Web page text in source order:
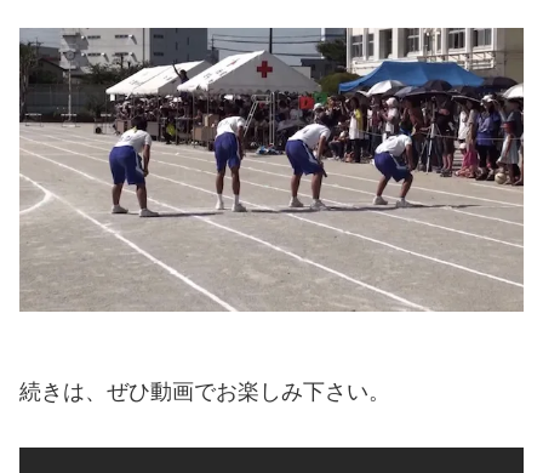
続きは、ぜひ動画でお楽しみ下さい。